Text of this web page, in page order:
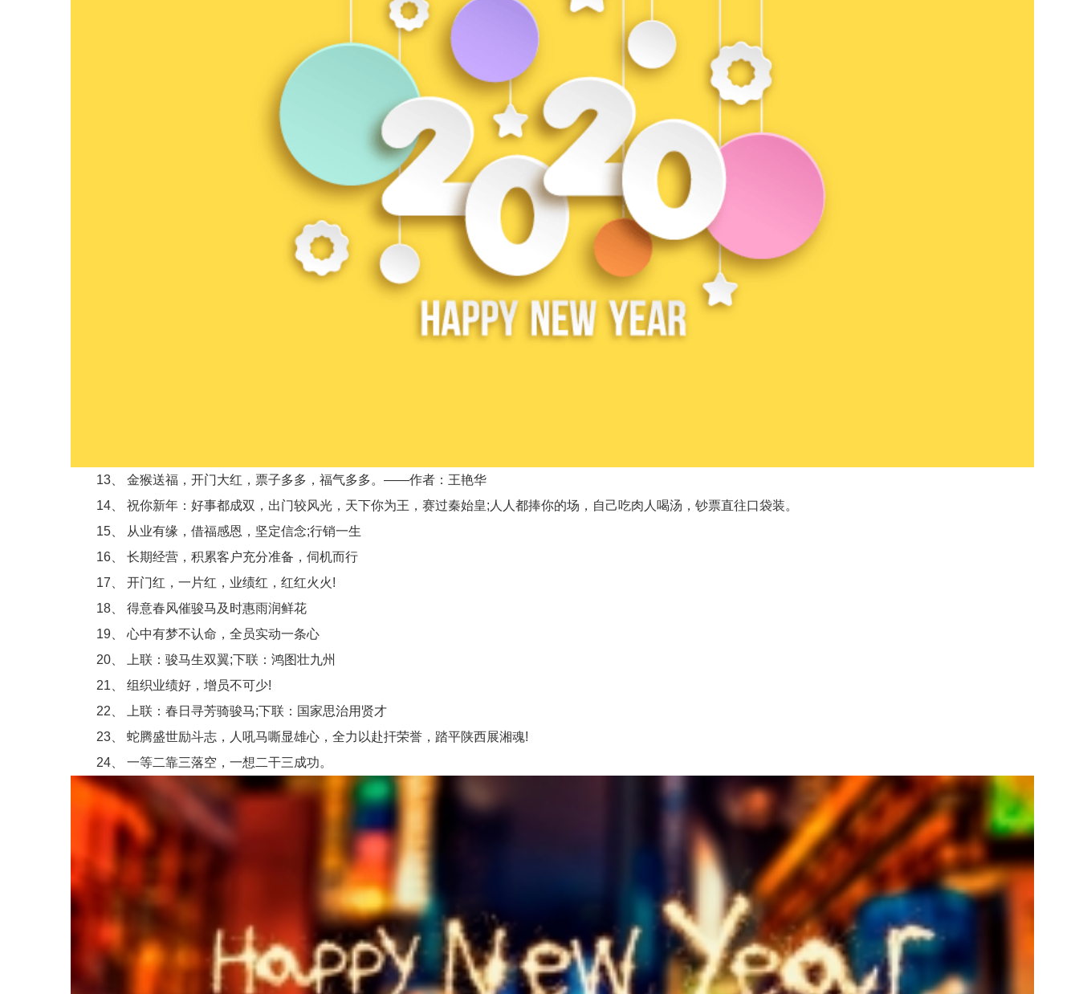
13、 金猴送福，开门大红，票子多多，福气多多。——作者：王艳华
14、 祝你新年：好事都成双，出门较风光，天下你为王，赛过秦始皇;人人都捧你的场，自己吃肉人喝汤，钞票直往口袋装。
15、 从业有缘，借福感恩，坚定信念;行销一生
16、 长期经营，积累客户充分准备，伺机而行
17、 开门红，一片红，业绩红，红红火火!
18、 得意春风催骏马及时惠雨润鲜花
19、 心中有梦不认命，全员实动一条心
20、 上联：骏马生双翼;下联：鸿图壮九州
21、 组织业绩好，增员不可少!
22、 上联：春日寻芳骑骏马;下联：国家思治用贤才
23、 蛇腾盛世励斗志，人吼马嘶显雄心，全力以赴扞荣誉，踏平陕西展湘魂!
24、 一等二靠三落空，一想二干三成功。